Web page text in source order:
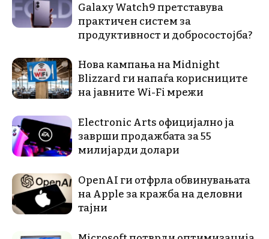
Galaxy Watch9 претставува
практичен систем за
продуктивност и добросостојба?
Нова кампања на Midnight
Blizzard ги напаѓа корисниците
на јавните Wi-Fi мрежи
Electronic Arts официјално ја
заврши продажбата за 55
милијарди долари
OpenAI ги отфрла обвинувањата
на Apple за кражба на деловни
тајни